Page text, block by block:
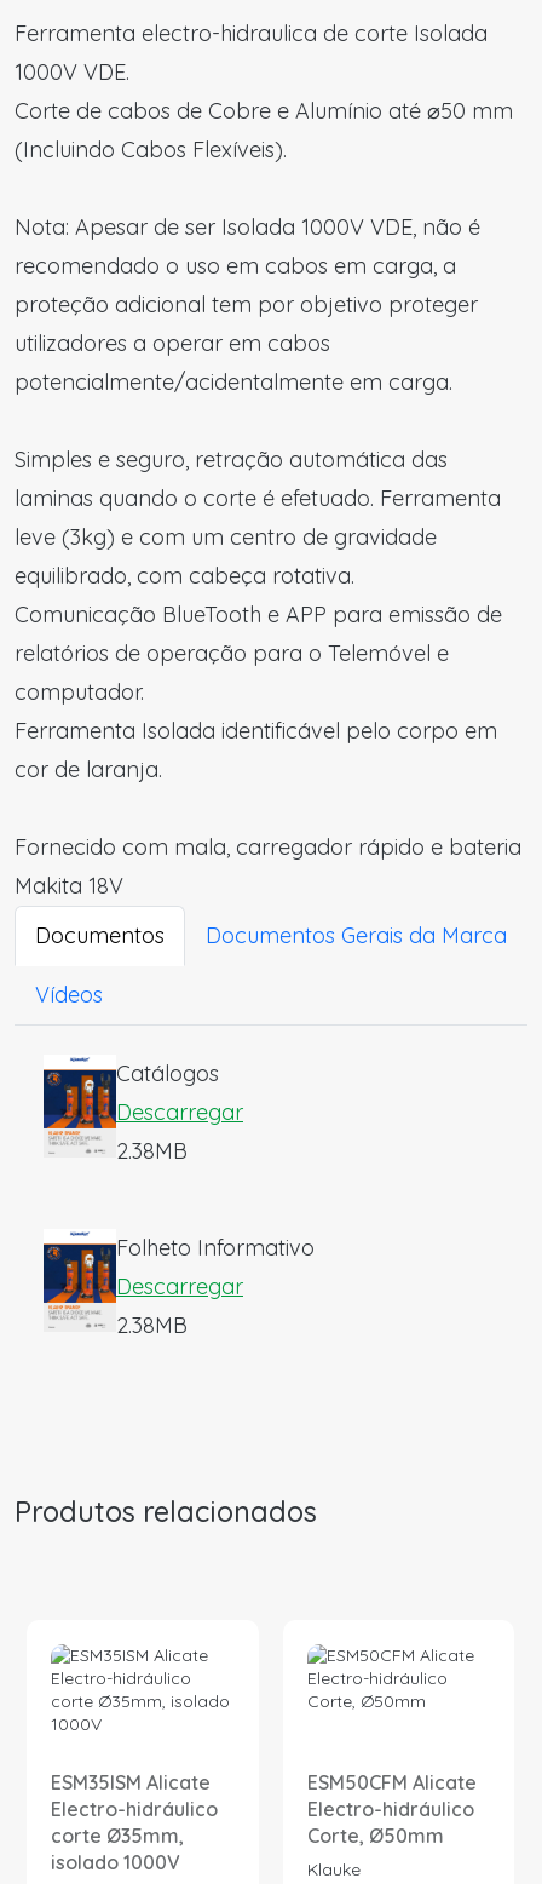
Ferramenta electro-hidraulica de corte Isolada
1000V VDE.
Corte de cabos de Cobre e Alumínio até ⌀50 mm
(Incluindo Cabos Flexíveis).
Nota: Apesar de ser Isolada 1000V VDE, não é
recomendado o uso em cabos em carga, a
proteção adicional tem por objetivo proteger
utilizadores a operar em cabos
potencialmente/acidentalmente em carga.
Simples e seguro, retração automática das
laminas quando o corte é efetuado. Ferramenta
leve (3kg) e com um centro de gravidade
equilibrado, com cabeça rotativa.
Comunicação BlueTooth e APP para emissão de
relatórios de operação para o Telemóvel e
computador.
Ferramenta Isolada identificável pelo corpo em
cor de laranja.
Fornecido com mala, carregador rápido e bateria
Makita 18V
Documentos
Documentos Gerais da Marca
Vídeos
Catálogos
Descarregar
2.38MB
Folheto Informativo
Descarregar
2.38MB
Produtos relacionados
ESM35ISM Alicate
Electro-hidráulico
corte Ø35mm,
isolado 1000V
ESM50CFM Alicate
Electro-hidráulico
Corte, Ø50mm
Klauke